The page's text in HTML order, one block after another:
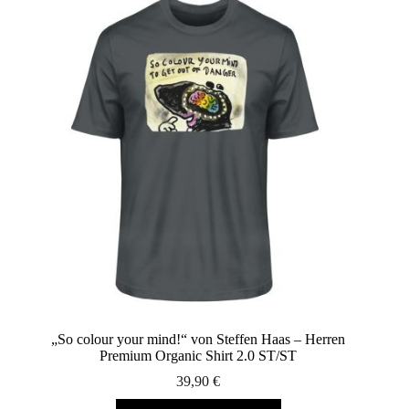
„So colour your mind!“ von Steffen Haas – Herren
Premium Organic Shirt 2.0 ST/ST
39,90€